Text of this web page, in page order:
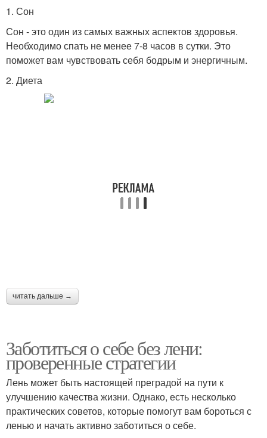
1. Сон
Сон - это один из самых важных аспектов здоровья.
Необходимо спать не менее 7-8 часов в сутки. Это
поможет вам чувствовать себя бодрым и энергичным.
2. Диета
читать дальше →
Заботиться о себе без лени:
проверенные стратегии
Лень может быть настоящей преградой на пути к
улучшению качества жизни. Однако, есть несколько
практических советов, которые помогут вам бороться с
ленью и начать активно заботиться о себе.